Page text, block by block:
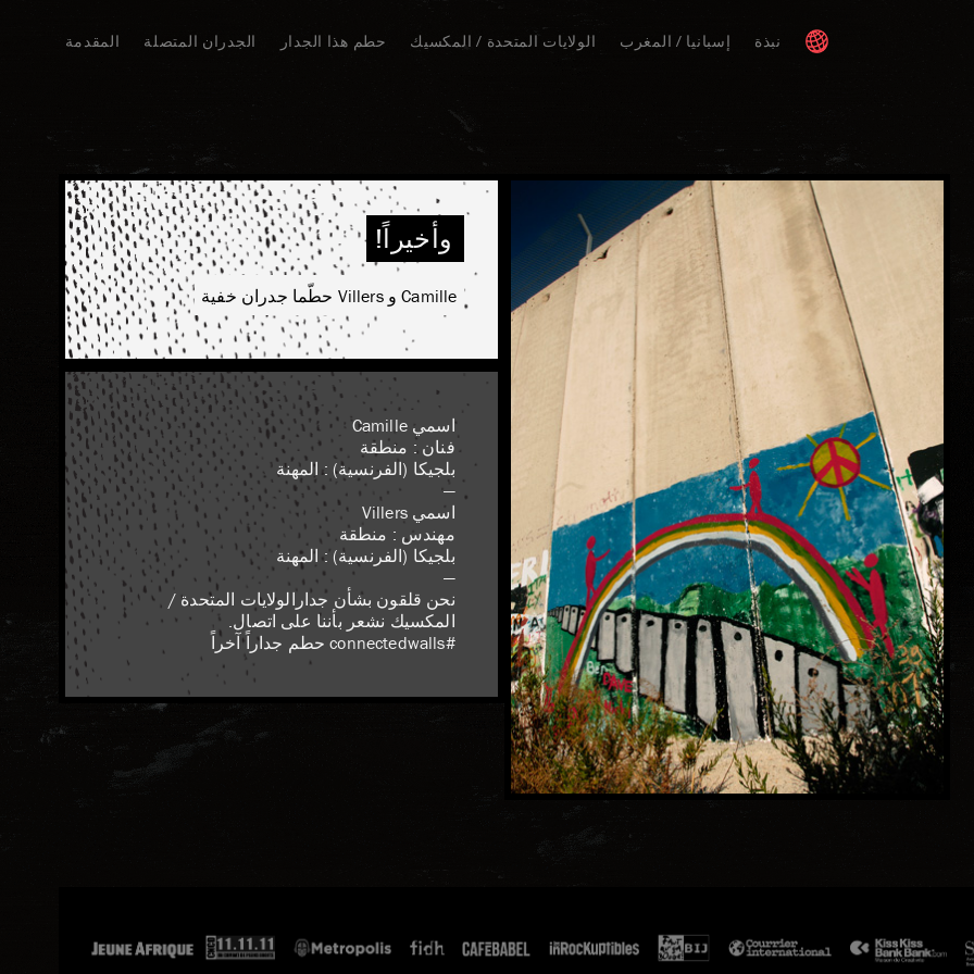
المقدمة الجدران المتصلة حطم هذا الجدار الولايات المتحدة / المكسيك إسبانيا / المغرب نبذة
وأخيراً!
Camille و Villers حطّما جدران خفية
اسمي Camille
فنان : منطقة
بلجيكا (الفرنسية) : المهنة
—
اسمي Villers
مهندس : منطقة
بلجيكا (الفرنسية) : المهنة
—
نحن قلقون بشأن جدارالولايات المتحدة /
المكسيك نشعر بأننا على اتصال.
#connectedwalls حطم جداراً آخراً